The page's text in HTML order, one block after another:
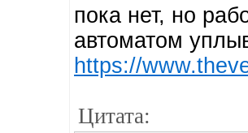
пока нет, но
автоматом
https://
Цитата: